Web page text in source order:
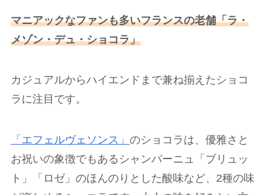
マニアックなファンも多いフランスの老舗「ラ・
メゾン・デュ・ショコラ」
カジュアルからハイエンドまで兼ね揃えたショコ
ラに注目です。
「エフェルヴェソンス」 のショコラは、優雅さと
お祝いの象徴でもあるシャンパーニュ「ブリュッ
ト」「ロゼ」のほんのりとした酸味など、2種の味